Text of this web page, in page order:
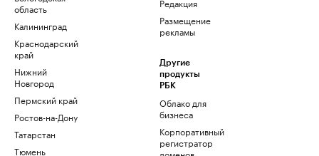
область
Калининград
Краснодарский
край
Нижний
Новгород
Пермский край
Ростов-на-Дону
Татарстан
Тюмень
Размещение
рекламы
Другие
продукты
РБК
Облако для
бизнеса
Корпоративный
регистратор